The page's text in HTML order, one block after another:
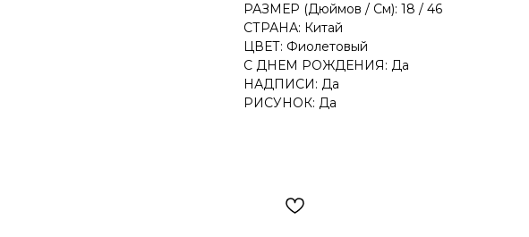
РАЗМЕР (Дюймов / См): 18 / 46
СТРАНА: Китай
ЦВЕТ: Фиолетовый
С ДНЕМ РОЖДЕНИЯ: Да
НАДПИСИ: Да
РИСУНОК: Да